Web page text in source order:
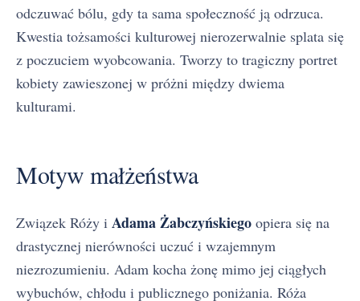
odczuwać bólu, gdy ta sama społeczność ją odrzuca.
Kwestia tożsamości kulturowej nierozerwalnie splata się
z poczuciem wyobcowania. Tworzy to tragiczny portret
kobiety zawieszonej w próżni między dwiema
kulturami.
Motyw małżeństwa
Związek Róży i Adama Żabczyńskiego opiera się na
drastycznej nierówności uczuć i wzajemnym
niezrozumieniu. Adam kocha żonę mimo jej ciągłych
wybuchów, chłodu i publicznego poniżania. Róża